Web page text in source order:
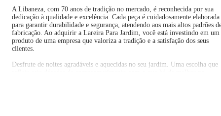
A Libaneza, com 70 anos de tradição no mercado, é reconhecida por sua
dedicação à qualidade e excelência. Cada peça é cuidadosamente elaborada
para garantir durabilidade e segurança, atendendo aos mais altos padrões
fabricação. Ao adquirir a Lareira Para Jardim, você está investindo em um
produto de uma empresa que valoriza a tradição e a satisfação dos seus
clientes.
Desfrute de noites agradáveis e aquecidas no seu jardim. Uma escolha que